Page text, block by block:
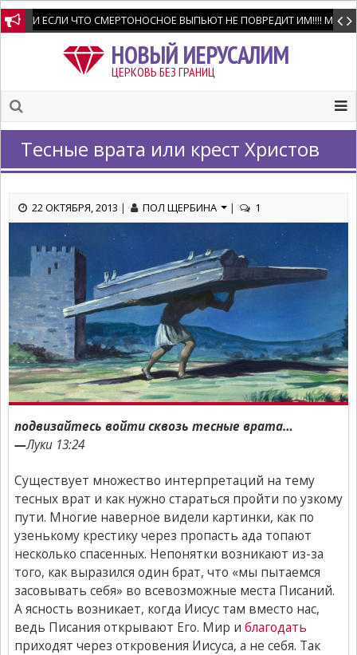
Мир всем любящим Господа и Спасителя нашего .Напишу
НОВЫЙ ИЕРУСАЛИМ
ЦЕРКОВЬ БЕЗ ГРАНИЦ
Тесные врата или крест Христов
22 ОКТЯБРЯ, 2013 | ПОЛ ЩЕРБИНА | 1
подвизайтесь войти сквозь тесные врата…
—Луки 13:24
Существует множество интерпретаций на тему
тесных врат и как нужно стараться пройти по узкому
пути. Многие наверное видели картинки, как по
узенькому крестику через пропасть ада топают
несколько спасенных. Непонятки возникают из-за
того, как выразился один брат, что «мы пытаемся
засовывать себя» во всевозможные места Писаний.
А ясность возникает, когда Иисус там вместо нас,
ведь Писания открывают Его. Мир и благодать
приходят через откровения Иисуса, а не себя. Так